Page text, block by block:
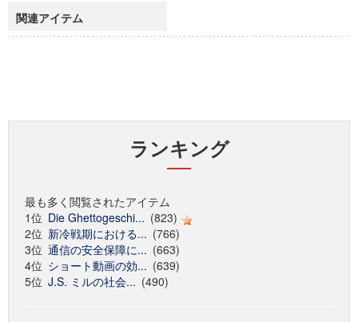
関連アイテム
ランキング
最も多く閲覧されたアイテム
1位 Die Ghettogeschi... (823)
2位 新冷戦期における... (766)
3位 通信の安全保障に... (663)
4位 ショート動画の効... (639)
5位 J.S. ミルの社会... (490)